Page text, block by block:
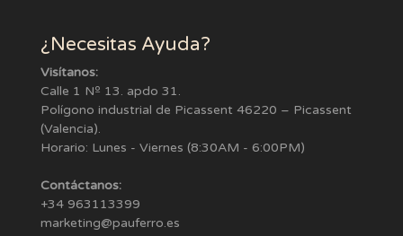
¿Necesitas Ayuda?
Visítanos:
Calle 1 Nº 13. apdo 31.
Polígono industrial de Picassent 46220 – Picassent
(Valencia).
Horario: Lunes - Viernes (8:30AM - 6:00PM)
Contáctanos:
+34 963113399
marketing@pauferro.es